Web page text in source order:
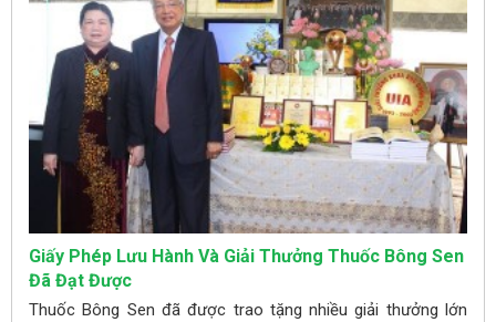
Giấy Phép Lưu Hành Và Giải Thưởng Thuốc Bông Sen
Đã Đạt Được
Thuốc Bông Sen đã được trao tặng nhiều giải thưởng lớn